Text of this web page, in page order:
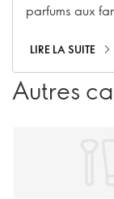
parfums aux
LIRE LA SUITE
Autres